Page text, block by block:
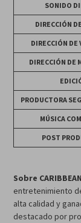
SONIDO
DIRECCIÓN
DIRECCIÓN DE
DIRECCIÓN DE
PRODUCTORA
MÚSICA
POST
Sobre
entretenimiento
alta calidad y
destacado por